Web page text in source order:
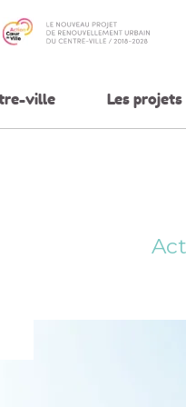
ville Les projets